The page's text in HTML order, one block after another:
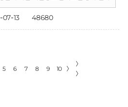
07-13 48680
5 6 7 8 9 10 〉
〉
〉